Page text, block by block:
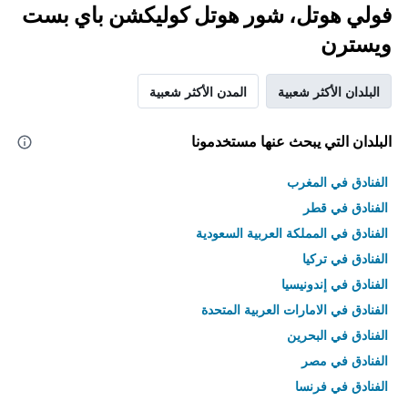
فولي هوتل، شور هوتل كوليكشن باي بست
ويسترن
البلدان الأكثر شعبية المدن الأكثر شعبية
البلدان التي يبحث عنها مستخدمونا
الفنادق في المغرب
الفنادق في قطر
الفنادق في المملكة العربية السعودية
الفنادق في تركيا
الفنادق في إندونيسيا
الفنادق في الامارات العربية المتحدة
الفنادق في البحرين
الفنادق في مصر
الفنادق في فرنسا